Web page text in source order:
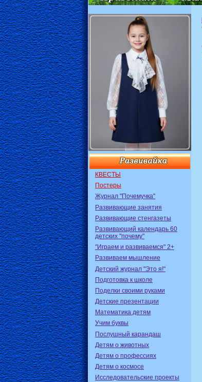
КВЕСТЫ
Постеры
Журнал "Почемучка"
Развивающие занятия
Развивающие стенгазеты
Развивающий календарь 60
детских "почему"
"Играем и развиваемся" 2+
Развиваем мышление
Детский журнал "Это я!"
Подготовка к школе
Поделки своими руками
Детские презентации
Математика детям
Учим буквы
Послушный карандаш
Детям о животных
Детям о профессиях
Детям о космосе
Исследовательские проекты